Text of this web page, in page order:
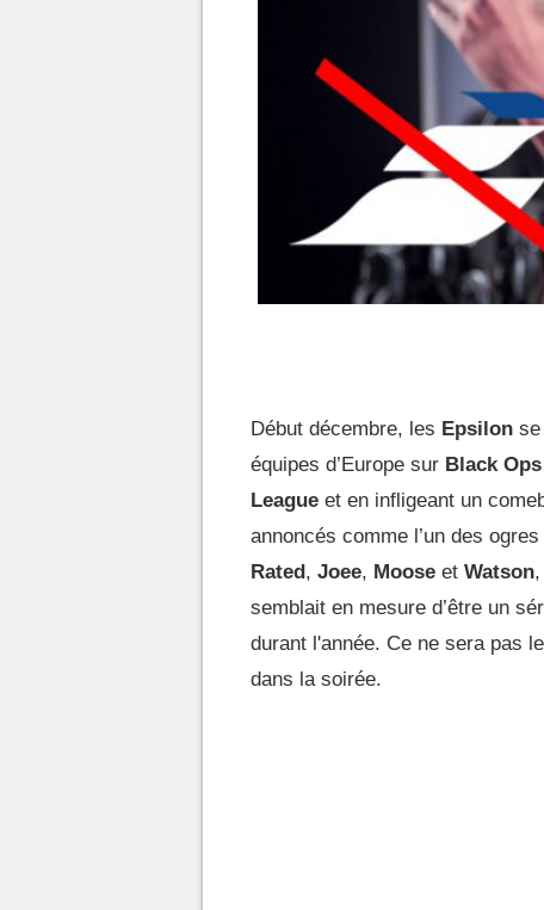
Début décembre, les Epsilon
équipes d’Europe sur Black
League et en infligeant un
annoncés comme l’un des
Rated, Joee, Moose et Watson
semblait en mesure d’être un
durant l'année. Ce ne sera pas
dans la soirée.